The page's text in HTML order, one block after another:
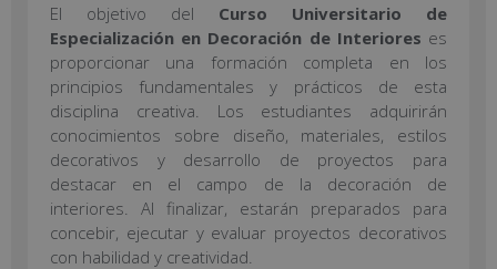
El objetivo del Curso Universitario de
Especialización en Decoración de Interiores es
proporcionar una formación completa en los
principios fundamentales y prácticos de esta
disciplina creativa. Los estudiantes adquirirán
conocimientos sobre diseño, materiales, estilos
decorativos y desarrollo de proyectos para
destacar en el campo de la decoración de
interiores. Al finalizar, estarán preparados para
concebir, ejecutar y evaluar proyectos decorativos
con habilidad y creatividad.